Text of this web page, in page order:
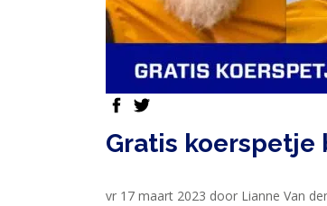
SPORTVOEDING
facebook
Gratis koerspetje
vr 17 maart 2023 door Lianne Van